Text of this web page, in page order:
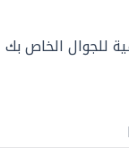
للجوال الخاص